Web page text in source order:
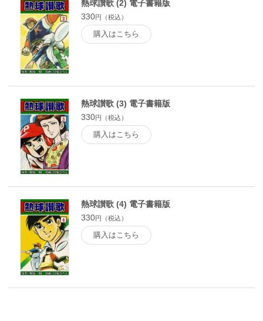
熱球讃歌 (2) 電子書籍版
330円（税込）
購入はこちら
熱球讃歌 (3) 電子書籍版
330円（税込）
購入はこちら
熱球讃歌 (4) 電子書籍版
330円（税込）
購入はこちら